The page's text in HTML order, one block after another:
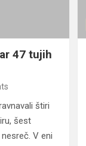
47 tujih
štiri
šest
V eni